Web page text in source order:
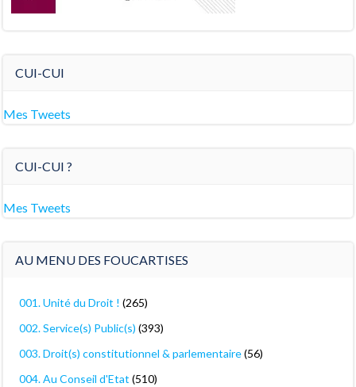
CUI-CUI
Mes Tweets
CUI-CUI ?
Mes Tweets
AU MENU DES FOUCARTISES
001. Unité du Droit ! (265)
002. Service(s) Public(s) (393)
003. Droit(s) constitutionnel & parlementaire(56)
004. Au Conseil d'Etat (510)